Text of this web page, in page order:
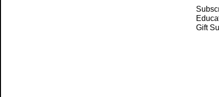
Gift